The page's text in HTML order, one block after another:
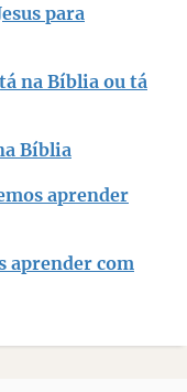
para
na Bíblia ou tá
Bíblia
aprender
aprender com